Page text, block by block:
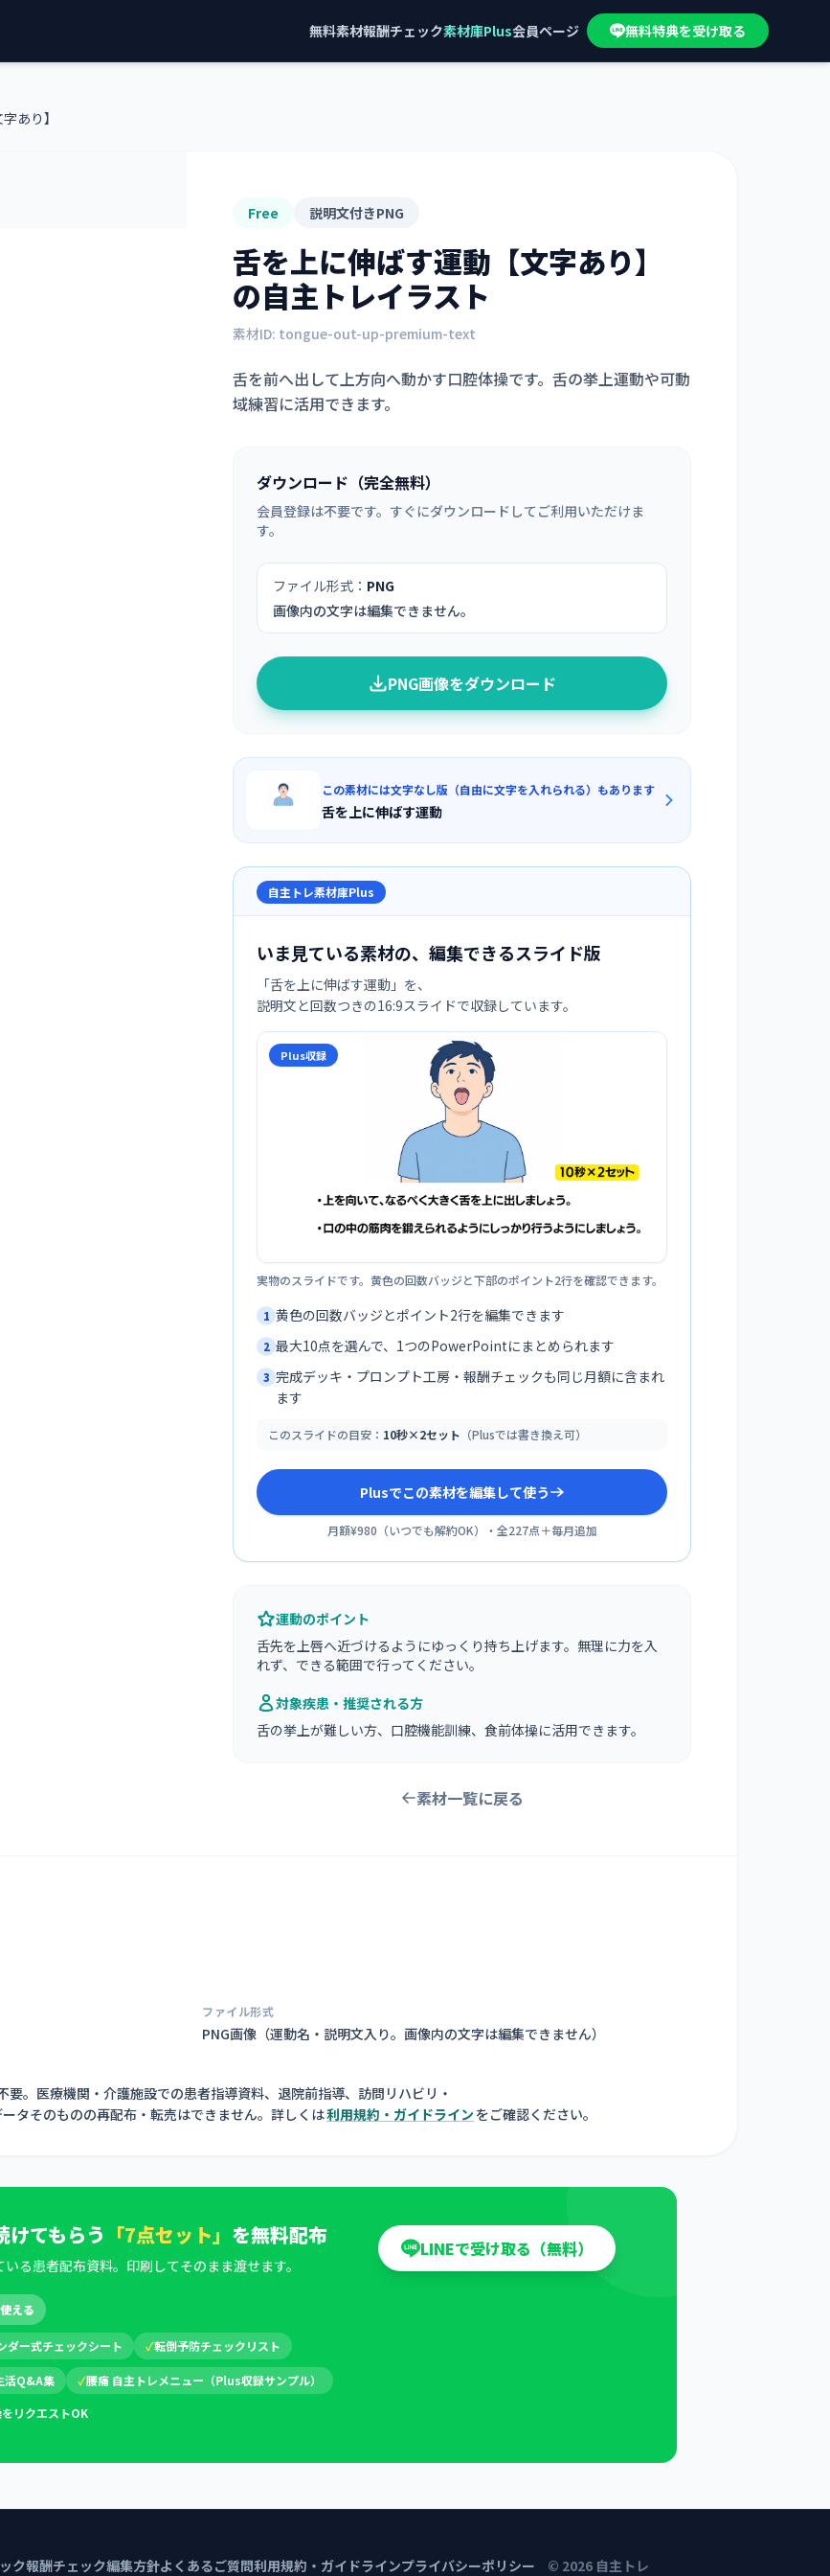
無料素材報酬チェック素材庫Plus会員ページ 無料特典を受け取る
あり】
Free 説明文付きPNG
舌を上に伸ばす運動【文字あり】
の自主トレイラスト
素材ID: tongue-out-up-premium-text
舌を前へ出して上方向へ動かす口腔体操です。舌の挙上運動や可動
域練習に活用できます。
ダウンロード（完全無料）
会員登録は不要です。すぐにダウンロードしてご利用いただけま
す。
ファイル形式： PNG
画像内の文字は編集できません。
PNG画像をダウンロード
この素材には文字なし版（自由に文字を入れられる）もあります
舌を上に伸ばす運動
自主トレ素材庫Plus
いま見ている素材の、編集できるスライド版
「舌を上に伸ばす運動 」を、
説明文と回数つきの16:9スライドで収録しています。
Plus収録
実物のスライドです。黄色の回数バッジと下部のポイント2行を確認できます。
1 黄色の回数バッジとポイント2行を編集できます
2 最大10点を選んで、1つのPowerPointにまとめられます
3 完成デッキ・プロンプト工房・報酬チェックも同じ月額に含まれ
ます
このスライドの目安： 10秒×2セット （Plusでは書き換え可）
Plusでこの素材を編集して使う
月額¥980 （いつでも解約OK）・全227点＋毎月追加
運動のポイント
舌先を上唇へ近づけるようにゆっくり持ち上げます。無理に力を入
れず、できる範囲で行ってください。
対象疾患・推奨される方
舌の挙上が難しい方、口腔機能訓練、食前体操に活用できます。
素材一覧に戻る
ファイル形式
PNG画像（運動名・説明文入り。画像内の文字は編集できません）
。医療機関・介護施設での患者指導資料、退院前指導、訪問リハビリ・
タそのものの再配布・転売はできません。詳しくは利用規約・ガイドライン をご確認ください。
けてもらう 「7点セット」 を無料配布
る患者配布資料。印刷してそのまま渡せます。
LINEで受け取る（無料）
える
ダー式チェックシート ✓転倒予防チェックリスト
活Q&A集 ✓腰痛 自主トレメニュー（Plus収録サンプル）
リクエストOK
ク報酬チェック編集方針よくあるご質問利用規約・ガイドラインプライバシーポリシー
© 2026自主トレ